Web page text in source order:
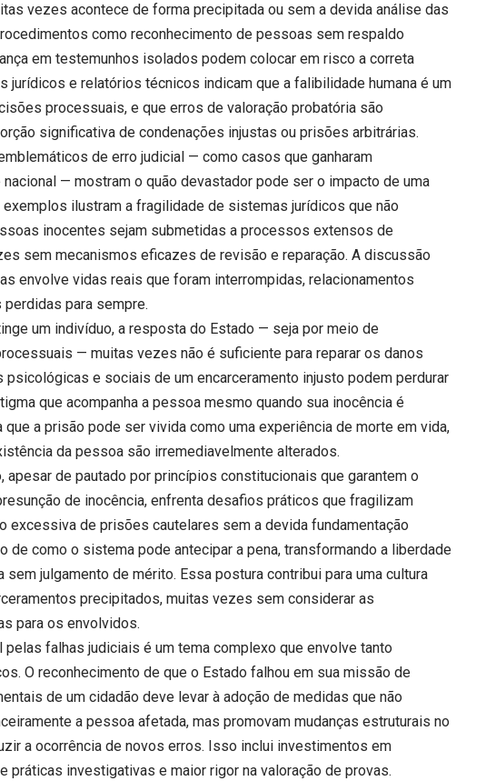
vezes acontece de forma precipitada ou sem a devida análise das
como reconhecimento de pessoas sem respaldo
em testemunhos isolados podem colocar em risco a correta
jurídicos e relatórios técnicos indicam que a falibilidade humana é um
processuais, e que erros de valoração probatória são
significativa de condenações injustas ou prisões arbitrárias.
de erro judicial — como casos que ganharam
— mostram o quão devastador pode ser o impacto de uma
ilustram a fragilidade de sistemas jurídicos que não
inocentes sejam submetidas a processos extensos de
sem mecanismos eficazes de revisão e reparação. A discussão
envolve vidas reais que foram interrompidas, relacionamentos
para sempre.
um indivíduo, a resposta do Estado — seja por meio de
— muitas vezes não é suficiente para reparar os danos
e sociais de um encarceramento injusto podem perdurar
que acompanha a pessoa mesmo quando sua inocência é
a prisão pode ser vivida como uma experiência de morte em vida,
da pessoa são irremediavelmente alterados.
apesar de pautado por princípios constitucionais que garantem o
de inocência, enfrenta desafios práticos que fragilizam
excessiva de prisões cautelares sem a devida fundamentação
de como o sistema pode antecipar a pena, transformando a liberdade
julgamento de mérito. Essa postura contribui para uma cultura
precipitados, muitas vezes sem considerar as
para os envolvidos.
falhas judiciais é um tema complexo que envolve tanto
O reconhecimento de que o Estado falhou em sua missão de
de um cidadão deve levar à adoção de medidas que não
a pessoa afetada, mas promovam mudanças estruturais no
a ocorrência de novos erros. Isso inclui investimentos em
práticas investigativas e maior rigor na valoração de provas.